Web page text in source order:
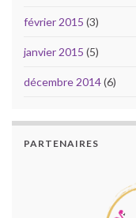
février 2015 (3)
janvier 2015 (5)
décembre 2014(6)
PARTENAIRES